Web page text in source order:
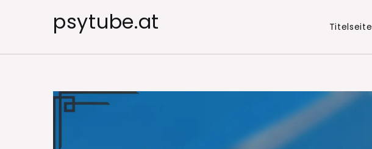
psytube.at Titelseite